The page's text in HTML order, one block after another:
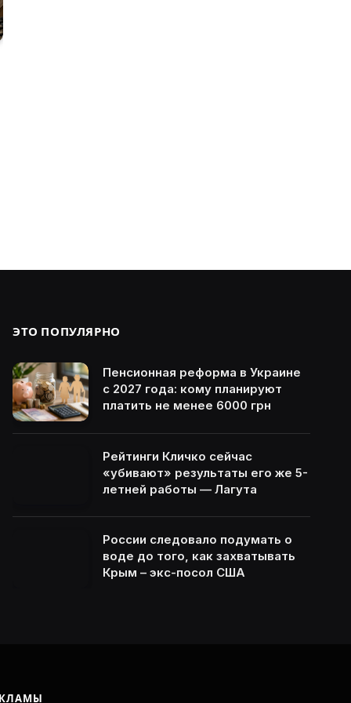
ЭТО ПОПУЛЯРНО
Пенсионная реформа в Украине
с 2027 года: кому планируют
платить не менее 6000 грн
Рейтинги Кличко сейчас
«убивают» результаты его же 5-
летней работы — Лагута
России следовало подумать о
воде до того, как захватывать
Крым – экс-посол США